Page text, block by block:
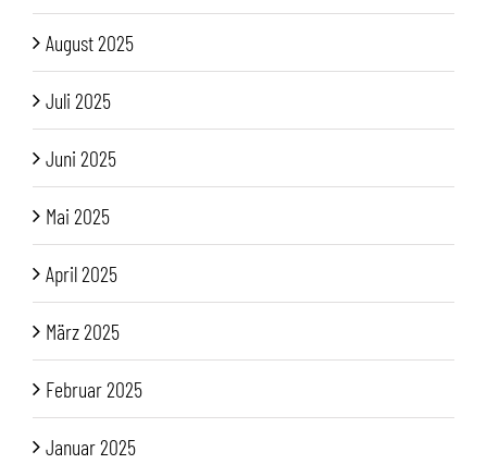
August 2025
Juli 2025
Juni 2025
Mai 2025
April 2025
März 2025
Februar 2025
Januar 2025